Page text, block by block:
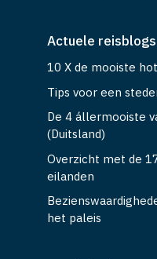
Actuele reisblogs
10 X de mooiste
Tips voor een
De 4 állermooiste
(Duitsland)
Overzicht met de
eilanden
het paleis